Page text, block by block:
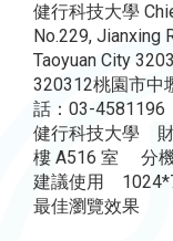
健行科技大學
No.229, Jianxing
Taoyuan City
320312桃園市
話：03-4581196
健行科技大學
樓 A516 室 分
建議使用
最佳瀏覽效果